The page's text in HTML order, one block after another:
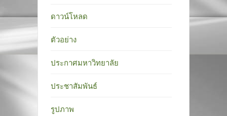
ดาวน์โหลด
ตัวอย่าง
ประกาศมหาวิทยาลัย
ประชาสัมพันธ์
รูปภาพ